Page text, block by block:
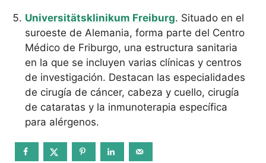
Universitätsklinikum Freiburg. Situado en el
suroeste de Alemania, forma parte del Centro
Médico de Friburgo, una estructura sanitaria
en la que se incluyen varias clínicas y centros
de investigación. Destacan las especialidades
de cirugía de cáncer, cabeza y cuello, cirugía
de cataratas y la inmunoterapia específica
para alérgenos.